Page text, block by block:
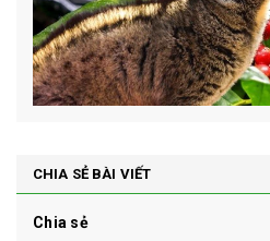
CHIA SẺ BÀI VIẾT
Chia sẻ